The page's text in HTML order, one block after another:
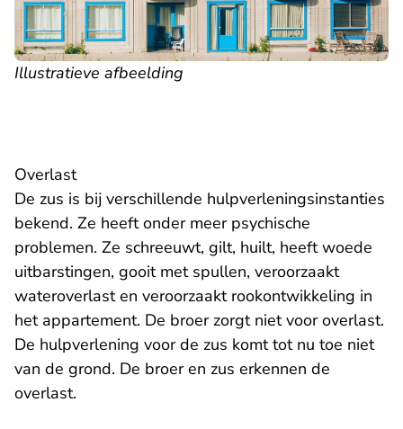
Illustratieve afbeelding
Overlast
De zus is bij verschillende hulpverleningsinstanties
bekend. Ze heeft onder meer psychische
problemen. Ze schreeuwt, gilt, huilt, heeft woede
uitbarstingen, gooit met spullen, veroorzaakt
wateroverlast en veroorzaakt rookontwikkeling in
het appartement. De broer zorgt niet voor overlast.
De hulpverlening voor de zus komt tot nu toe niet
van de grond. De broer en zus erkennen de
overlast.